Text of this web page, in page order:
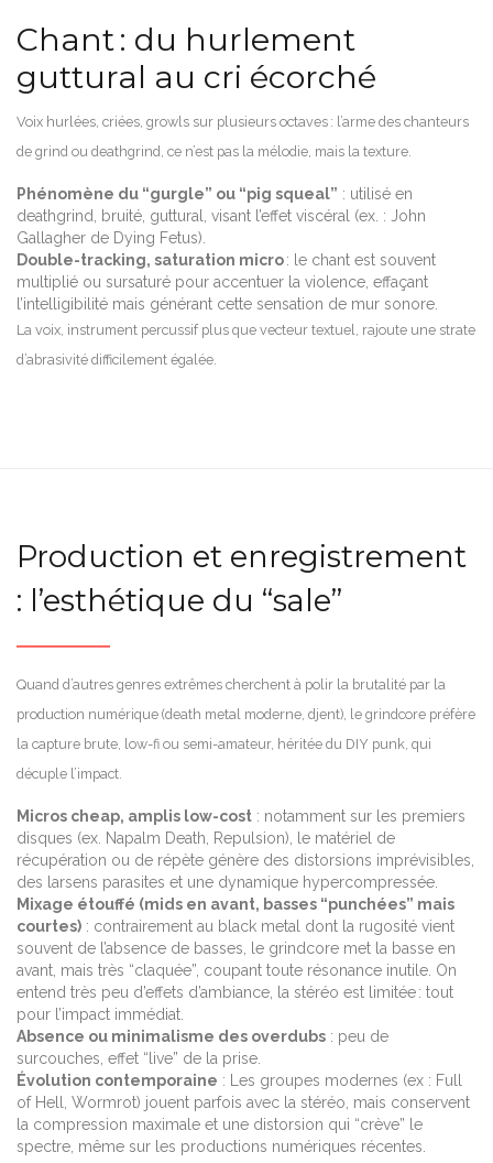
Chant : du hurlement
guttural au cri écorché
Voix hurlées, criées, growls sur plusieurs octaves : l’arme des chanteurs
de grind ou deathgrind, ce n’est pas la mélodie, mais la texture.
Phénomène du “gurgle” ou “pig squeal” : utilisé en
deathgrind, bruité, guttural, visant l’effet viscéral (ex. : John
Gallagher de Dying Fetus).
Double-tracking, saturation micro: le chant est souvent
multiplié ou sursaturé pour accentuer la violence, effaçant
l’intelligibilité mais générant cette sensation de mur sonore.
La voix, instrument percussif plus que vecteur textuel, rajoute une strate
d’abrasivité difficilement égalée.
Production et enregistrement
: l’esthétique du “sale”
Quand d’autres genres extrêmes cherchent à polir la brutalité par la
production numérique (death metal moderne, djent), le grindcore préfère
la capture brute, low-fi ou semi-amateur, héritée du DIY punk, qui
décuple l’impact.
Micros cheap, amplis low-cost : notamment sur les premiers
disques (ex. Napalm Death, Repulsion), le matériel de
récupération ou de répète génère des distorsions imprévisibles,
des larsens parasites et une dynamique hypercompressée.
Mixage étouffé (mids en avant, basses “punchées” mais
courtes) : contrairement au black metal dont la rugosité vient
souvent de l’absence de basses, le grindcore met la basse en
avant, mais très “claquée”, coupant toute résonance inutile. On
entend très peu d’effets d’ambiance, la stéréo est limitée : tout
pour l’impact immédiat.
Absence ou minimalisme des overdubs : peu de
surcouches, effet “live” de la prise.
Évolution contemporaine : Les groupes modernes (ex : Full
of Hell, Wormrot) jouent parfois avec la stéréo, mais conservent
la compression maximale et une distorsion qui “crève” le
spectre, même sur les productions numériques récentes.